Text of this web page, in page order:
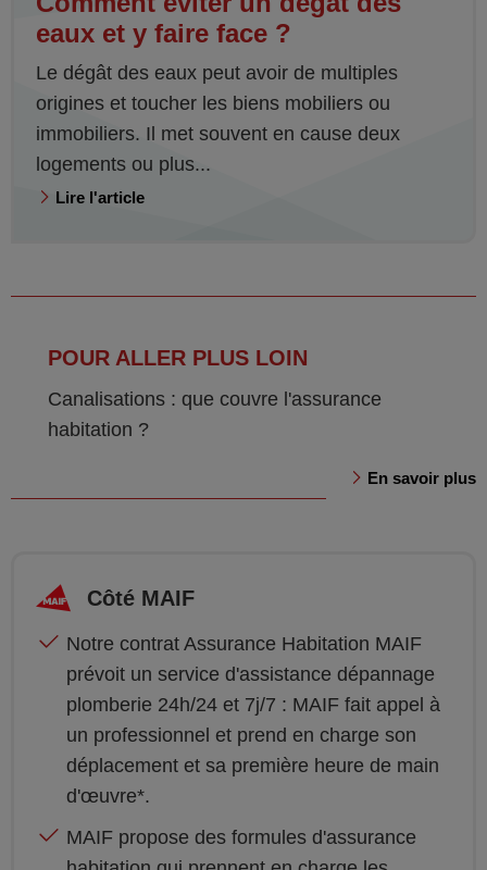
eaux et y faire face ?
Le dégât des eaux peut avoir de multiples
origines et toucher les biens mobiliers ou
immobiliers. Il met souvent en cause deux
logements ou plus...
Lire l'article
POUR ALLER PLUS LOIN
Canalisations : que couvre l'assurance
habitation ?
En savoir plus
Côté MAIF
Notre contrat Assurance Habitation MAIF
prévoit un service d'assistance dépannage
plomberie 24h/24 et 7j/7 : MAIF fait appel à
un professionnel et prend en charge son
déplacement et sa première heure de main
d'œuvre*.
MAIF propose des formules d'assurance